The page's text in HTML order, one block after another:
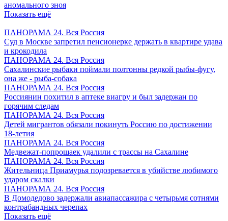
аномального зноя
Показать ещё
ПАНОРАМА 24. Вся Россия
Суд в Москве запретил пенсионерке держать в квартире удава
и крокодила
ПАНОРАМА 24. Вся Россия
Сахалинские рыбаки поймали полтонны редкой рыбы-фугу,
она же - рыба-собака
ПАНОРАМА 24. Вся Россия
Россиянин похитил в аптеке виагру и был задержан по
горячим следам
ПАНОРАМА 24. Вся Россия
Детей мигрантов обязали покинуть Россию по достижении
18-летия
ПАНОРАМА 24. Вся Россия
Медвежат-попрошаек удалили с трассы на Сахалине
ПАНОРАМА 24. Вся Россия
Жительница Приамурья подозревается в убийстве любимого
ударом скалки
ПАНОРАМА 24. Вся Россия
В Домодедово задержали авиапассажира с четырьмя сотнями
контрабандных черепах
Показать ещё